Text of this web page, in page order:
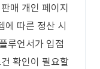
매 개인 페이지
따른 정산 시
루언서가 입점
확인이 필요할